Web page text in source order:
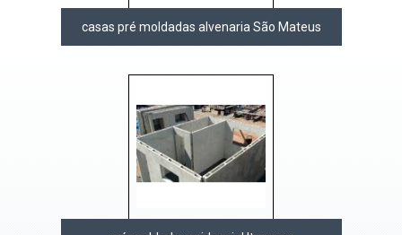
casas pré moldadas alvenaria São Mateus